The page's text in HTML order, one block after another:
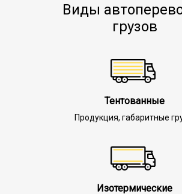
Виды
грузов
Тентованные
Продукция, габаритные
Изотермические